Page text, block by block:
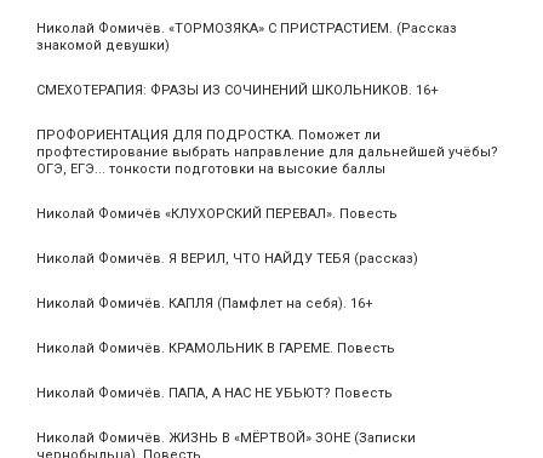
Николай Фомичёв. «ТОРМОЗЯКА» С ПРИСТРАСТИЕМ. (Рассказ
знакомой девушки)
СМЕХОТЕРАПИЯ: ФРАЗЫ ИЗ СОЧИНЕНИЙ ШКОЛЬНИКОВ. 16+
ПРОФОРИЕНТАЦИЯ ДЛЯ ПОДРОСТКА. Поможет ли
профтестирование выбрать направление для дальнейшей учёбы?
ОГЭ, ЕГЭ... тонкости подготовки на высокие баллы
Николай Фомичёв «КЛУХОРСКИЙ ПЕРЕВАЛ». Повесть
Николай Фомичёв. Я ВЕРИЛ, ЧТО НАЙДУ ТЕБЯ (рассказ)
Николай Фомичёв. КАПЛЯ (Памфлет на себя). 16+
Николай Фомичёв. КРАМОЛЬНИК В ГАРЕМЕ. Повесть
Николай Фомичёв. ПАПА, А НАС НЕ УБЬЮТ? Повесть
Николай Фомичёв. ЖИЗНЬ В «МЁРТВОЙ» ЗОНЕ (Записки
чернобыльца). Повесть